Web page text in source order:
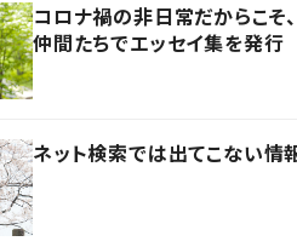
コロナ禍の非日常だからこそ
仲間たちでエッセイ集を発行
ネット検索では出てこない情